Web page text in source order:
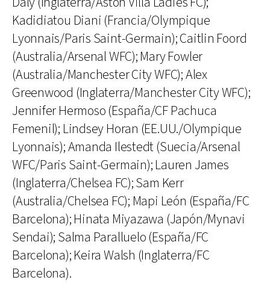
Kadidiatou Diani (Francia/Olympique
Lyonnais/Paris Saint-Germain); Caitlin Foord
(Australia/Arsenal WFC); Mary Fowler
(Australia/Manchester City WFC); Alex
Greenwood (Inglaterra/Manchester City WFC);
Jennifer Hermoso (España/CF Pachuca
Femenil); Lindsey Horan (EE.UU./Olympique
Lyonnais); Amanda Ilestedt (Suecia/Arsenal
WFC/Paris Saint-Germain); Lauren James
(Inglaterra/Chelsea FC); Sam Kerr
(Australia/Chelsea FC); Mapi León (España/FC
Barcelona); Hinata Miyazawa (Japón/Mynavi
Sendai); Salma Paralluelo (España/FC
Barcelona); Keira Walsh (Inglaterra/FC
Barcelona).